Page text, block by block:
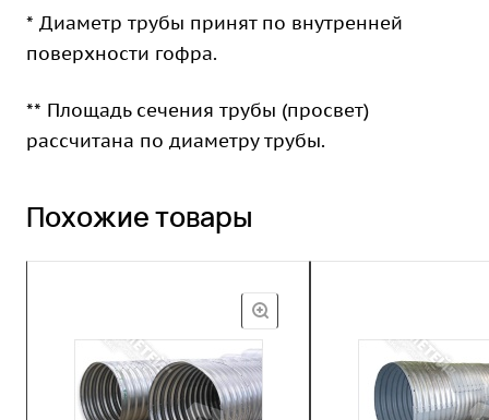
* Диаметр трубы принят по внутренней
поверхности гофра.
** Площадь сечения трубы (просвет)
рассчитана по диаметру трубы.
Похожие товары